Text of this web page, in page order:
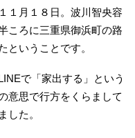
１月１８日。波川智央容
ころに三重県御浜町の路
ということです。
で「家出する」という
意思で行方をくらまして
した。